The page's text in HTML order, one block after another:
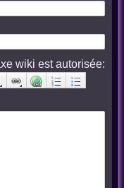
wiki est autorisée: